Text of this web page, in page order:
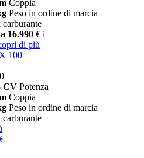
Coppia
Peso in ordine di marcia
carburante
16.990 € i
di più
100
CV Potenza
Coppia
Peso in ordine di marcia
carburante